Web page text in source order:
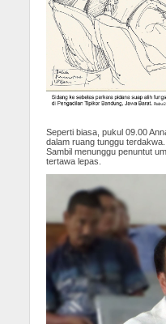
Seperti biasa, pukul 09.00
dalam ruang tunggu
Sambil menunggu penuntut
tertawa lepas.